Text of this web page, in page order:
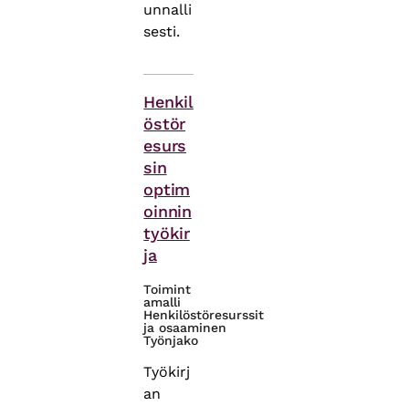
unnalli
sesti.
Henkil
östör
esurs
sin
optim
oinnin
työkir
ja
Toimint
amalli
Henkilöstöresurssit
ja osaaminen
Työnjako
Työkirj
an